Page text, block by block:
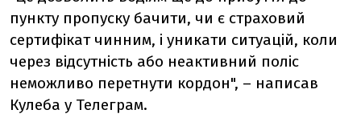
пункту пропуску бачити, чи є страховий
сертифікат чинним, і уникати ситуацій, коли
через відсутність або неактивний поліс
неможливо перетнути кордон", – написав
Кулеба у Телеграм.